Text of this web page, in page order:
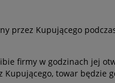
przez Kupującego
firmy w godzinach jej
towar będzie